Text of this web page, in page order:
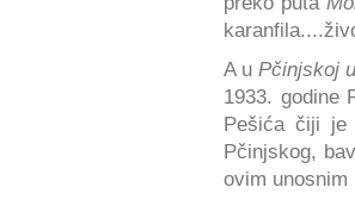
A uPčinjskoj
1933. godine
Pešića čiji je
Pčinjskog,
ovim unosnim